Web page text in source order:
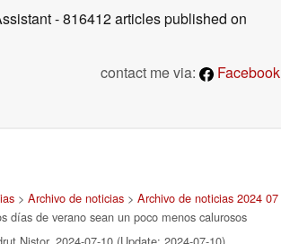
- 816412 articles published on
contact me via:
Facebook
> Archivo de noticias > Archivo de noticias 2024 07
días de verano sean un poco menos calurosos